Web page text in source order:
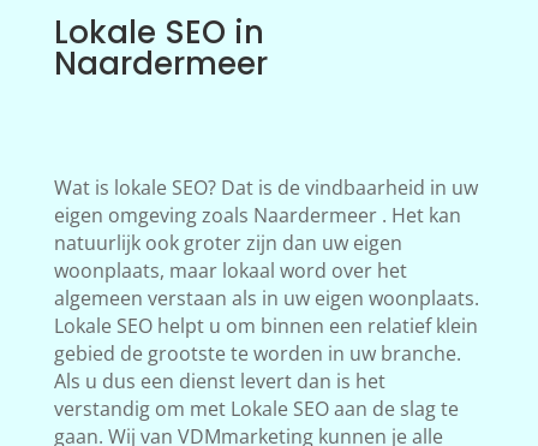
Lokale SEO in
Naardermeer
Wat is lokale SEO? Dat is de vindbaarheid in uw
eigen omgeving zoals Naardermeer . Het kan
natuurlijk ook groter zijn dan uw eigen
woonplaats, maar lokaal word over het
algemeen verstaan als in uw eigen woonplaats.
Lokale SEO helpt u om binnen een relatief klein
gebied de grootste te worden in uw branche.
Als u dus een dienst levert dan is het
verstandig om met Lokale SEO aan de slag te
gaan. Wij van VDMmarketing kunnen je alle